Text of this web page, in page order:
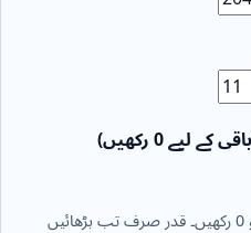
0 رکھیں)
اگر صحیح جواب اور باقی دیکھنا ہو تو 0 رکھیں۔ قدر صرف تب بڑھائیں